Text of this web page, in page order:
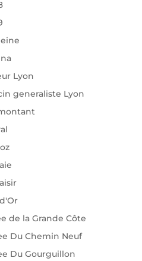
Lyon
generaliste Lyon
de la Grande Côte
Du Chemin Neuf
Du Gourguillon